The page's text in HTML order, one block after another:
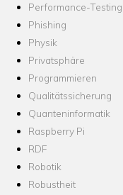
Performance-Testing
Phishing
Physik
Privatsphäre
Programmieren
Qualitätssicherung
Quanteninformatik
Raspberry Pi
RDF
Robotik
Robustheit